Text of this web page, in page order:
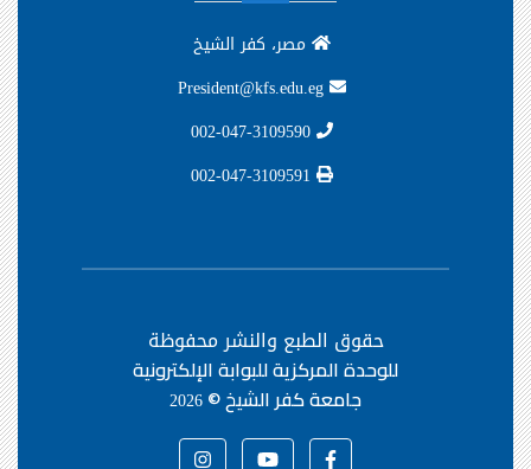
مصر، كفر الشيخ
حقوق الطبع والنشر محفوظة
للوحدة المركزية للبوابة الإلكترونية
جامعة كفر الشيخ ©2026